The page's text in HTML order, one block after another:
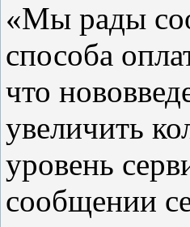
«Мы рады
способа
что
увеличить
уровень
сообщении